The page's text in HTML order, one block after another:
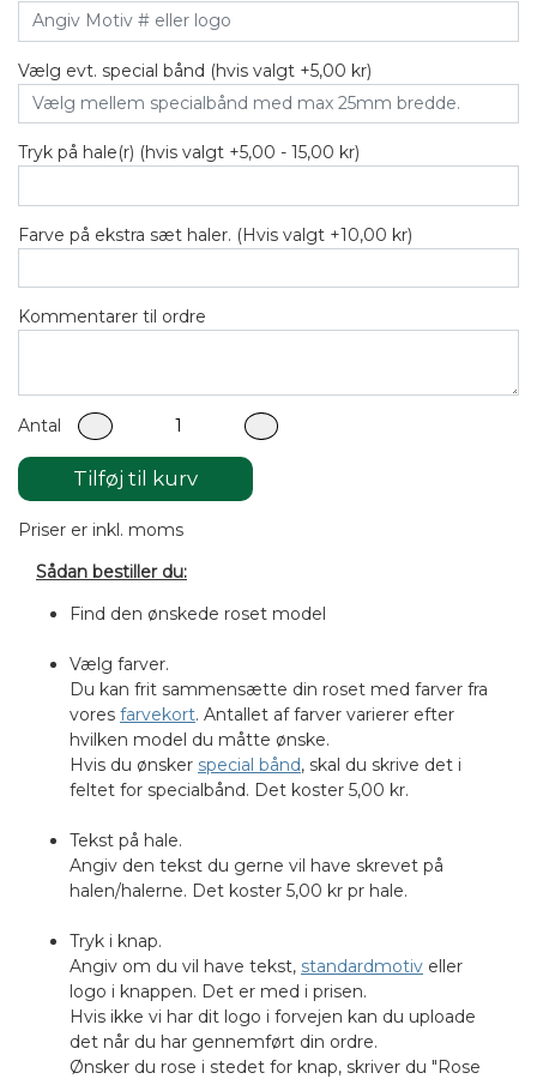
Vælg evt. special bånd (hvis valgt +5,00 kr)
Tryk på hale(r) (hvis valgt +5,00 - 15,00 kr)
Farve på ekstra sæt haler. (Hvis valgt +10,00 kr)
Kommentarer til ordre
Antal
Tilføj til kurv
Priser er inkl. moms
Sådan bestiller du:
Find den ønskede roset model
Vælg farver.
Du kan frit sammensætte din roset med farver fra
vores farvekort. Antallet af farver varierer efter
hvilken model du måtte ønske.
Hvis du ønsker special bånd, skal du skrive det i
feltet for specialbånd. Det koster 5,00 kr.
Tekst på hale.
Angiv den tekst du gerne vil have skrevet på
halen/halerne. Det koster 5,00 kr pr hale.
Tryk i knap.
Angiv om du vil have tekst, standardmotiv eller
logo i knappen. Det er med i prisen.
Hvis ikke vi har dit logo i forvejen kan du uploade
det når du har gennemført din ordre.
Ønsker du rose i stedet for knap, skriver du "Rose